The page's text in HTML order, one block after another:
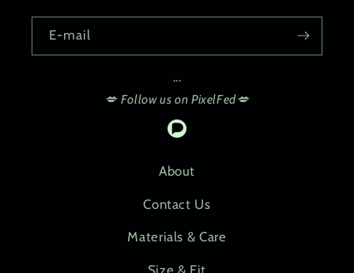
E‑mail
...
💋 Follow us on PixelFed💋
Pixelfed
About
Contact Us
Materials & Care
Size & Fit